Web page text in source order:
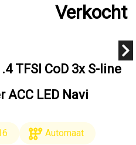
Verkocht
TFSI CoD 3x S-line
ACC LED Navi
Automaat